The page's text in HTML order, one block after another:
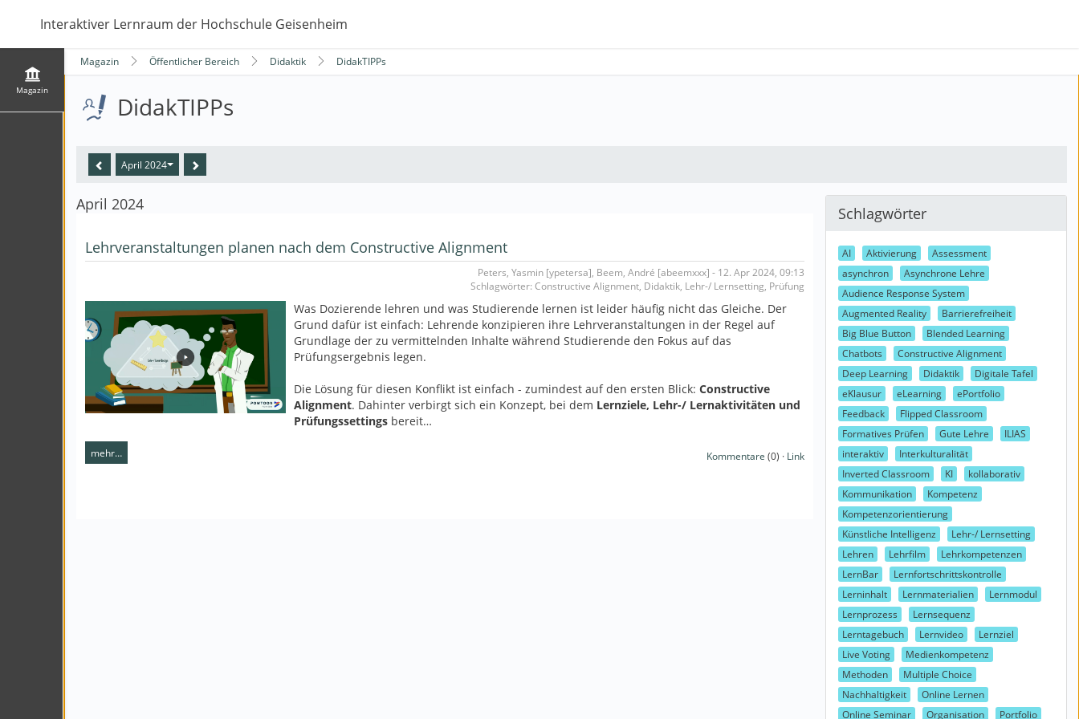
Interaktiver Lernraum der Hochschule Geisenheim
Magazin
Magazin Öffentlicher Bereich Didaktik DidakTIPPs
DidakTIPPs
April 2024
April 2024
Lehrveranstaltungen planen nach dem Constructive Alignment
Peters, Yasmin [ypetersa], Beem, André [abeemxxx] - 12. Apr 2024, 09:13
Schlagwörter: Constructive Alignment, Didaktik, Lehr-/ Lernsetting, Prüfung
Was Dozierende lehren und was Studierende lernen ist leider häufig nicht das Gleiche. Der
Grund dafür ist einfach: Lehrende konzipieren ihre Lehrveranstaltungen in der Regel auf
Grundlage der zu vermittelnden Inhalte während Studierende den Fokus auf das
Prüfungsergebnis legen.
Die Lösung für diesen Konflikt ist einfach - zumindest auf den ersten Blick: Constructive
Alignment. Dahinter verbirgt sich ein Konzept, bei dem Lernziele, Lehr-/ Lernaktivitäten und
Prüfungssettings bereit…
mehr… Kommentare (0) · Link
Schlagwörter
AI Aktivierung
Assessment
asynchron
Asynchrone Lehre
Audience Response System
Augmented Reality
Barrierefreiheit
Big Blue Button
Blended Learning
Chatbots
Constructive Alignment
Deep Learning
Didaktik
Digitale Tafel
eKlausur
eLearning
ePortfolio
Feedback
Flipped Classroom
Formatives Prüfen
Gute Lehre
ILIAS
interaktiv
Interkulturalität
Inverted Classroom
KI
kollaborativ
Kommunikation
Kompetenz
Kompetenzorientierung
Künstliche Intelligenz
Lehr-/ Lernsetting
Lehren
Lehrfilm
Lehrkompetenzen
LernBar
Lernfortschrittskontrolle
Lerninhalt
Lernmaterialien
Lernmodul
Lernprozess
Lernsequenz
Lerntagebuch
Lernvideo
Lernziel
Live Voting
Medienkompetenz
Methoden
Multiple Choice
Nachhaltigkeit
Online Lernen
Online Seminar
Organisation Portfolio